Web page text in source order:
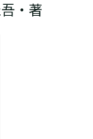
・著